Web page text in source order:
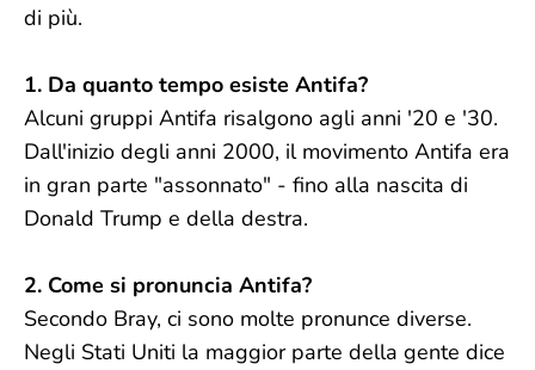
di più.
1. Da quanto tempo esiste Antifa?
Alcuni gruppi Antifa risalgono agli anni '20 e '30.
Dall'inizio degli anni 2000, il movimento Antifa era
in gran parte "assonnato" - fino alla nascita di
Donald Trump e della destra.
2. Come si pronuncia Antifa?
Secondo Bray, ci sono molte pronunce diverse.
Negli Stati Uniti la maggior parte della gente dice